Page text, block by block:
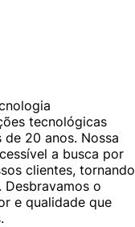
tecnológicas
20 anos. Nossa
a busca por
clientes, tornando
o
e qualidade que